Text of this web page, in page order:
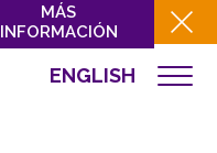
MÁS
INFORMACIÓN
ENGLISH